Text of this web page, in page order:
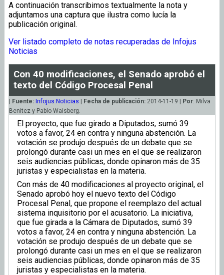
A continuación transcribimos textualmente la nota y
adjuntamos una captura que ilustra como lucía la
publicación original.
Ver listado completo de notas recuperadas de Infojus
Noticias
Con 40 modificaciones, el Senado aprobó el
texto del Código Procesal Penal
| Fuente: Infojus Noticias | Fecha de publicación: 2014-11-19 | Por: Milva
Benitez y Pablo Waisberg.
El proyecto, que fue girado a Diputados, sumó 39
votos a favor, 24 en contra y ninguna abstención. La
votación se produjo después de un debate que se
prolongó durante casi un mes en el que se realizaron
seis audiencias públicas, donde opinaron más de 35
juristas y especialistas en la materia.
Con más de 40 modificaciones al proyecto original, el
Senado aprobó hoy el nuevo texto del Código
Procesal Penal, que propone el reemplazo del actual
sistema inquisitorio por el acusatorio. La iniciativa,
que fue girada a la Cámara de Diputados, sumó 39
votos a favor, 24 en contra y ninguna abstención. La
votación se produjo después de un debate que se
prolongó durante casi un mes en el que se realizaron
seis audiencias públicas, donde opinaron más de 35
juristas y especialistas en la materia.